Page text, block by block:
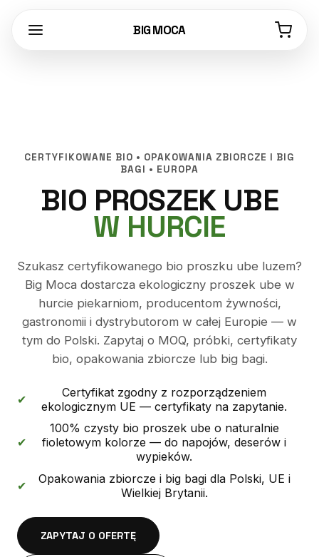
BIG MOCA
CERTYFIKOWANE BIO • OPAKOWANIA ZBIORCZE I BIG
BAGI • EUROPA
BIO PROSZEK UBE
W HURCIE
Szukasz certyfikowanego bio proszku ube luzem?
Big Moca dostarcza ekologiczny proszek ube w
hurcie piekarniom, producentom żywności,
gastronomii i dystrybutorom w całej Europie — w
tym do Polski. Zapytaj o MOQ, próbki, certyfikaty
bio, opakowania zbiorcze lub big bagi.
✔
Certyfikat zgodny z rozporządzeniem
ekologicznym UE — certyfikaty na zapytanie.
✔
100% czysty bio proszek ube o naturalnie
fioletowym kolorze — do napojów, deserów i
wypieków.
✔
Opakowania zbiorcze i big bagi dla Polski, UE i
Wielkiej Brytanii.
ZAPYTAJ O OFERTĘ